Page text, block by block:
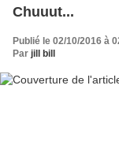
Chuuut...
Publié le 02/10/2016 à
Par jill bill